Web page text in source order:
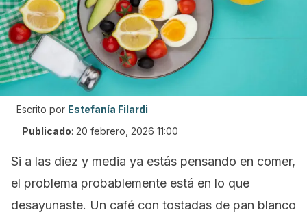
Escrito por Estefanía Filardi
Publicado: 20 febrero, 2026 11:00
Si a las diez y media ya estás pensando en comer,
el problema probablemente está en lo que
desayunaste. Un café con tostadas de pan blanco